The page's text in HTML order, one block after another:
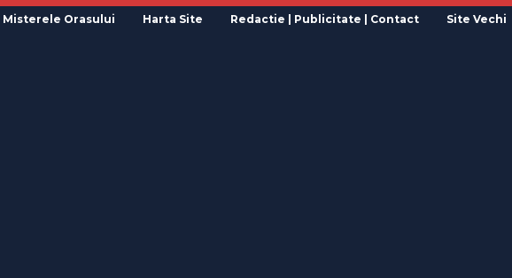
Misterele Orasului Harta Site Redactie | Publicitate | Contact Site Vechi